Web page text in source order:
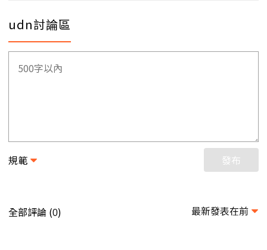
udn討論區
規範 發布
全部評論 (0) 最新發表在前